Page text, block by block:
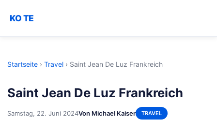
KO TE
Startseite › Travel › Saint Jean De Luz Frankreich
Saint Jean De Luz Frankreich
Samstag, 22. Juni 2024Von Michael Kaiser TRAVEL